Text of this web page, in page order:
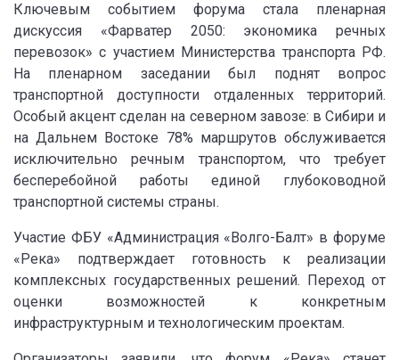
Ключевым событием форума стала пленарная
дискуссия «Фарватер 2050: экономика речных
перевозок» с участием Министерства транспорта РФ.
На пленарном заседании был поднят вопрос
транспортной доступности отдаленных территорий.
Особый акцент сделан на северном завозе: в Сибири и
на Дальнем Востоке 78% маршрутов обслуживается
исключительно речным транспортом, что требует
бесперебойной работы единой глубоководной
транспортной системы страны.
Участие ФБУ «Администрация «Волго-Балт» в форуме
«Река» подтверждает готовность к реализации
комплексных государственных решений. Переход от
оценки возможностей к конкретным
инфраструктурным и технологическим проектам.